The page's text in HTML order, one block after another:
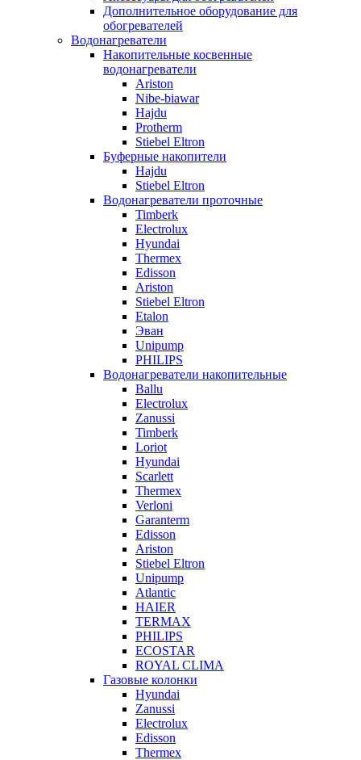
Дополнительное оборудование для
обогревателей
Водонагреватели
Накопительные косвенные
водонагреватели
Ariston
Nibe-biawar
Hajdu
Protherm
Stiebel Eltron
Буферные накопители
Hajdu
Stiebel Eltron
Водонагреватели проточные
Timberk
Electrolux
Hyundai
Thermex
Edisson
Ariston
Stiebel Eltron
Etalon
Эван
Unipump
PHILIPS
Водонагреватели накопительные
Ballu
Electrolux
Zanussi
Timberk
Loriot
Hyundai
Scarlett
Thermex
Verloni
Garanterm
Edisson
Ariston
Stiebel Eltron
Unipump
Atlantic
HAIER
TERMAX
PHILIPS
ECOSTAR
ROYAL CLIMA
Газовые колонки
Hyundai
Zanussi
Electrolux
Edisson
Thermex